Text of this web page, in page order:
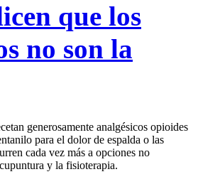
que los
no son la
generosamente analgésicos opioides
para el dolor de espalda o las
cada vez más a opciones no
y la fisioterapia.